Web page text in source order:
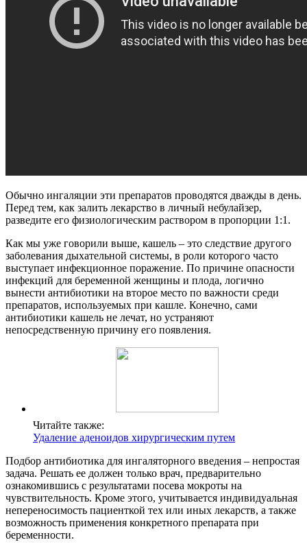
Обычно ингаляции эти препаратов проводятся дважды в день.
Перед тем, как залить лекарство в личный небулайзер,
разведите его физиологическим раствором в пропорции 1:1.
Как мы уже говорили выше, кашель – это следствие другого
заболевания дыхательной системы, в роли которого часто
выступает инфекционное поражение. По причине опасности
инфекций для беременной женщины и плода, логично
вынести антибиотики на второе место по важности среди
препаратов, используемых при кашле. Конечно, сами
антибиотики кашель не лечат, но устраняют
непосредственную причину его появления.
Читайте также:
Удаление аденоидов хирургическим путем
Подбор антибиотика для ингаляторного введения – непростая
задача. Решать ее должен только врач, предварительно
ознакомившись с результатами посева мокроты на
чувствительность. Кроме этого, учитывается индивидуальная
непереносимость пациенткой тех или иных лекарств, а также
возможность применения конкретного препарата при
беременности.